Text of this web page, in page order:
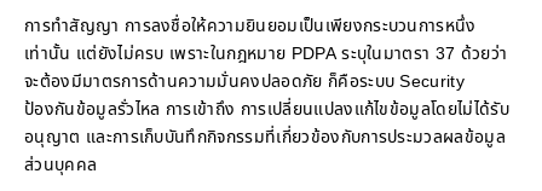
การทำสัญญา การลงชื่อให้ความยินยอมเป็นเพียงกระบวนการหนึ่ง
เท่านั้น แต่ยังไม่ครบ เพราะในกฎหมาย PDPA ระบุในมาตรา 37 ด้วยว่า
จะต้องมีมาตรการด้านความมั่นคงปลอดภัย ก็คือระบบ Security
ป้องกันข้อมูลรั่วไหล การเข้าถึง การเปลี่ยนแปลงแก้ไขข้อมูลโดยไม่ได้รับ
อนุญาต และการเก็บบันทึกกิจกรรมที่เกี่ยวข้องกับการประมวลผลข้อมูล
ส่วนบุคคล